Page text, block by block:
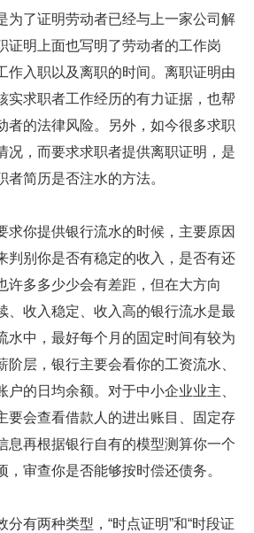
为了证明劳动者已经与上一家公司解
证明上面也写明了劳动者的工作岗
作入职以及离职的时间。离职证明由
实求职者工作经历的有力证据，也帮
者的法律风险。另外，如今很多求职
况，而要求求职者提供离职证明，是
简历是否注水的方法。
求你提供银行流水的时候，主要原因
判别你是否有稳定的收入，是否有还
许多多少少会有差距，但在大方向
、收入稳定、收入高的银行流水是最
水中，最好每个月的固定时间有较为
阶层，银行主要会看你的工资流水、
户的日均余额。对于中小企业业主、
要会查看借款人的进出账目、固定存
息再根据银行自有的模型测算你一个
，审查你是否能够按时偿还债务。
有两种类型，“时点证明”和“时段证